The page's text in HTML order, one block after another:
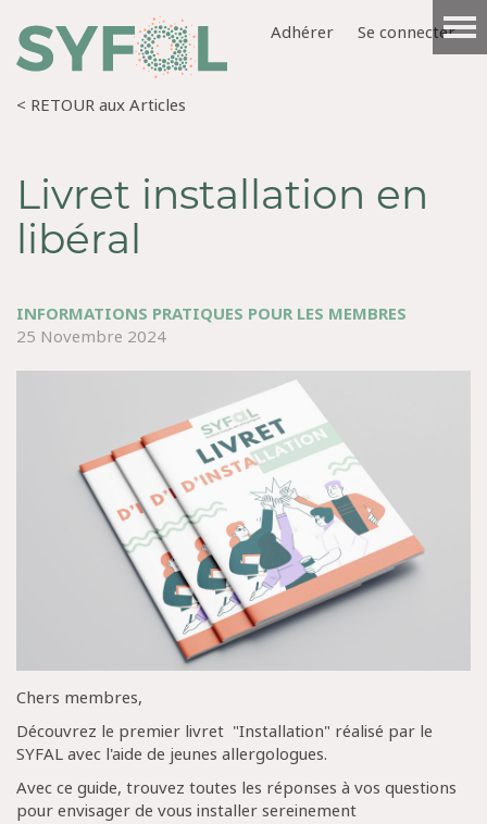
Adhérer Se connecter
< RETOUR aux Articles
Livret installation en
libéral
INFORMATIONS PRATIQUES POUR LES MEMBRES
25 Novembre 2024
Chers membres,
Découvrez le premier livret "Installation" réalisé par le
SYFAL avec l'aide de jeunes allergologues.
Avec ce guide, trouvez toutes les réponses à vos questions
pour envisager de vous installer sereinement